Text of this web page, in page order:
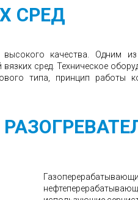
СРЕД
качества. Одним из
сред. Техническое
типа, принцип работы